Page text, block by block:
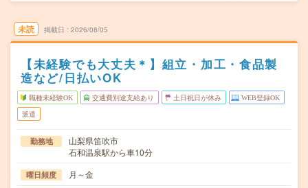
未読 掲載日 2026/08/05
【未経験でも大丈夫＊】組立・加工・食品製
造など/日払いOK
職種未経験OK 交通費別途支給あり 土日祝日が休み WEB登録OK
派遣
勤務地
山梨県笛吹市
石和温泉駅から車10分
曜日頻度 月～金